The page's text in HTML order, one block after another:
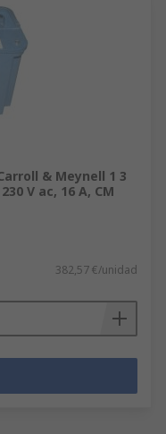
& Meynell 1 3
V ac, 16 A, CM
382,57 €/unidad